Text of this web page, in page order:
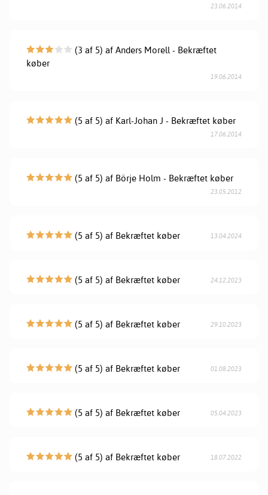
23.06.2014
(3 af 5) af Anders Morell - Bekræftet
køber
19.06.2014
(5 af 5) af Karl-Johan J - Bekræftet køber
17.06.2014
(5 af 5) af Börje Holm - Bekræftet køber
23.05.2012
(5 af 5) af Bekræftet køber 13.04.2024
(5 af 5) af Bekræftet køber 24.12.2023
(5 af 5) af Bekræftet køber 29.10.2023
(5 af 5) af Bekræftet køber 01.08.2023
(5 af 5) af Bekræftet køber 05.04.2023
(5 af 5) af Bekræftet køber 18.07.2022